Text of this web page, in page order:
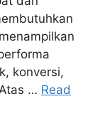
konversi,
… Read